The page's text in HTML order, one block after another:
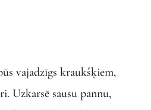
vajadzīgs kraukšķiem,
Uzkarsē sausu pannu,